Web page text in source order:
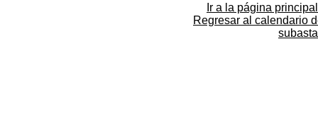
Ir a la página principal
Regresar al calendario